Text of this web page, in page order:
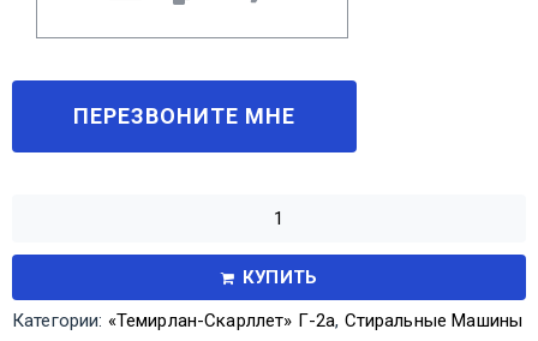
КУПИТЬ
Категории: «Темирлан-Скарллет» Г-2а, Стиральные Машины